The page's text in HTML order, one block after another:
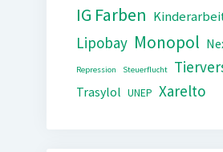
IG Farben
Lipobay Monopol
Repression Steuerflucht
Trasylol UNEP Xarelto